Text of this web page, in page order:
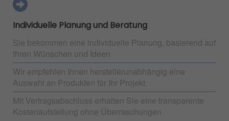
Individuelle Planung und Beratung
Sie bekommen eine individuelle Planung, basierend auf
Ihren Wünschen und Ideen
Wir empfehlen Ihnen herstellerunabhängig eine
Auswahl an Produkten für Ihr Projekt
Mit Vertragsabschluss erhalten Sie eine transparente
Kostenaufstellung ohne Überraschungen